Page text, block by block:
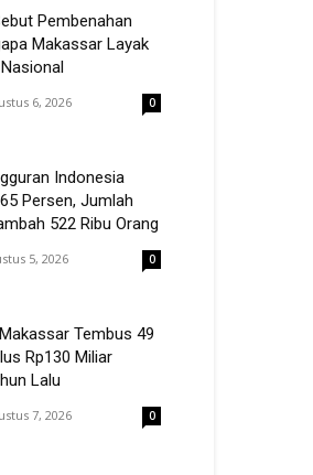
Pembenahan
Makassar Layak
6, 2026 0
Indonesia
Persen, Jumlah
522 Ribu Orang
5, 2026 0
Tembus 49
Rp130 Miliar
Lalu
7, 2026 0